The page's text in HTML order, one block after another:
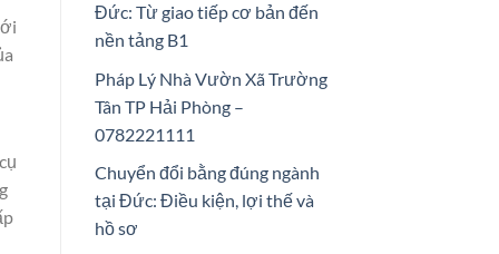
Đức: Từ giao tiếp cơ bản đến
nền tảng B1
Pháp Lý Nhà Vườn Xã Trường
Tân TP Hải Phòng –
0782221111
Chuyển đổi bằng đúng ngành
tại Đức: Điều kiện, lợi thế và
hồ sơ